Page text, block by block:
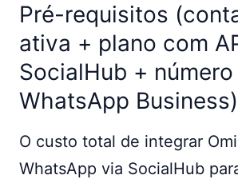
Pré-requisitos
ativa + plano com
SocialHub + número
WhatsApp Business)
O custo total de integrar
WhatsApp via SocialHub